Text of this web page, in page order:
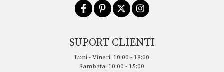
SUPORT CLIENTI
Luni - Vineri: 10:00 - 18:00
Sambata: 10:00 - 15:00